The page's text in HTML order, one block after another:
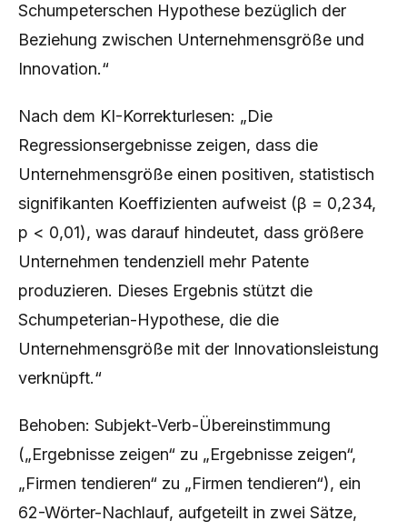
Schumpeterschen Hypothese bezüglich der
Beziehung zwischen Unternehmensgröße und
Innovation.“
Nach dem KI-Korrekturlesen: „Die
Regressionsergebnisse zeigen, dass die
Unternehmensgröße einen positiven, statistisch
signifikanten Koeffizienten aufweist (β = 0,234,
p < 0,01), was darauf hindeutet, dass größere
Unternehmen tendenziell mehr Patente
produzieren. Dieses Ergebnis stützt die
Schumpeterian-Hypothese, die die
Unternehmensgröße mit der Innovationsleistung
verknüpft.“
Behoben: Subjekt-Verb-Übereinstimmung
(„Ergebnisse zeigen“ zu „Ergebnisse zeigen“,
„Firmen tendieren“ zu „Firmen tendieren“), ein
62-Wörter-Nachlauf, aufgeteilt in zwei Sätze,